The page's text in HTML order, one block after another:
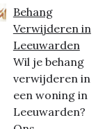
Behang
Verwijderen in
Leeuwarden
Wil je behang
verwijderen in
een woning in
Leeuwarden?